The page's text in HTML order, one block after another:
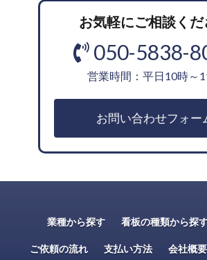
お気軽にご相談くだ
050-5838-
営業時間：平日10時～
お問い合わせフォー
業種から探す 看板の種類から探
ご依頼の流れ 支払い方法 会社概要